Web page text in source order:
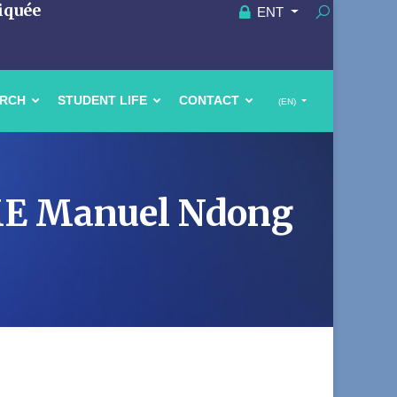
ENT
(EN)
STUDENT LIFE CONTACT
Manuel Ndong